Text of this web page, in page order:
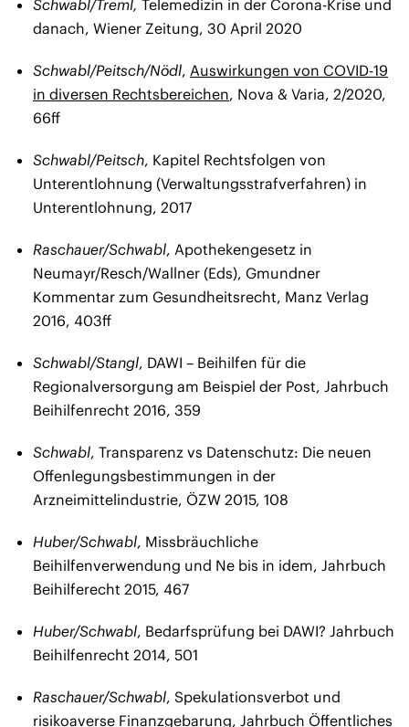
Schwabl/Treml, Telemedizin in der Corona-Krise und
danach, Wiener Zeitung, 30 April 2020
Schwabl/Peitsch/Nödl, Auswirkungen von COVID-19
in diversen Rechtsbereichen, Nova & Varia, 2/2020,
66ff
Schwabl/Peitsch, Kapitel Rechtsfolgen von
Unterentlohnung (Verwaltungsstrafverfahren) in
Unterentlohnung, 2017
Raschauer/Schwabl, Apothekengesetz in
Neumayr/Resch/Wallner (Eds), Gmundner
Kommentar zum Gesundheitsrecht, Manz Verlag
2016, 403ff
Schwabl/Stangl, DAWI – Beihilfen für die
Regionalversorgung am Beispiel der Post, Jahrbuch
Beihilfenrecht 2016, 359
Schwabl, Transparenz vs Datenschutz: Die neuen
Offenlegungsbestimmungen in der
Arzneimittelindustrie, ÖZW 2015, 108
Huber/Schwabl, Missbräuchliche
Beihilfenverwendung und Ne bis in idem, Jahrbuch
Beihilferecht 2015, 467
Huber/Schwabl, Bedarfsprüfung bei DAWI? Jahrbuch
Beihilfenrecht 2014, 501
Raschauer/Schwabl, Spekulationsverbot und
risikoaverse Finanzgebarung, Jahrbuch Öffentliches